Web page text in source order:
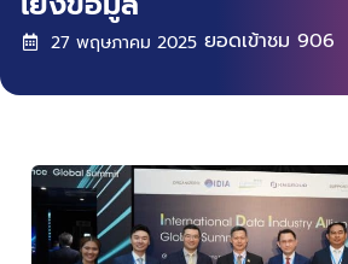
27 พฤษภาคม 2025 ยอดเข้าชม 906